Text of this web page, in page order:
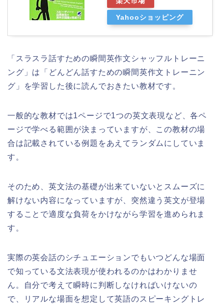
Yahooショッピング
「スラスラ話すための瞬間英作文シャッフルトレーニ
ング」は「どんどん話すための瞬間英作文トレーニン
グ」を学習した後に読んでおきたい教材です。
一般的な教材では1ページで1つの英文表現など、各ペ
ージで学べる範囲が決まっていますが、この教材の場
合は記載されている例題をあえてランダムにしていま
す。
そのため、英文法の基礎が出来ていないとスムーズに
解けない内容になっていますが、突然違う英文が登場
することで適度な負荷をかけながら学習を進められま
す。
実際の英会話のシチュエーションでもいつどんな場面
で知っている文法表現が使われるのかはわかりませ
ん。自分で考えて瞬時に判断しなければいけないの
で、リアルな場面を想定して英語のスピーキングトレ